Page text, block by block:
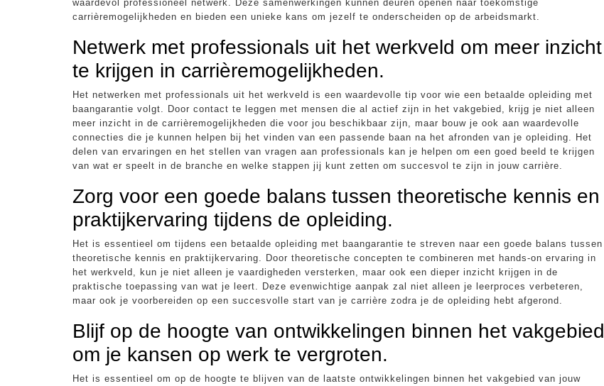
waardevol professioneel netwerk. Deze samenwerkingen kunnen deuren openen naar toekomstige
carrièremogelijkheden en bieden een unieke kans om jezelf te onderscheiden op de arbeidsmarkt.
Netwerk met professionals uit het werkveld om meer inzicht
te krijgen in carrièremogelijkheden.
Het netwerken met professionals uit het werkveld is een waardevolle tip voor wie een betaalde opleiding met
baangarantie volgt. Door contact te leggen met mensen die al actief zijn in het vakgebied, krijg je niet alleen
meer inzicht in de carrièremogelijkheden die voor jou beschikbaar zijn, maar bouw je ook aan waardevolle
connecties die je kunnen helpen bij het vinden van een passende baan na het afronden van je opleiding. Het
delen van ervaringen en het stellen van vragen aan professionals kan je helpen om een goed beeld te krijgen
van wat er speelt in de branche en welke stappen jij kunt zetten om succesvol te zijn in jouw carrière.
Zorg voor een goede balans tussen theoretische kennis en
praktijkervaring tijdens de opleiding.
Het is essentieel om tijdens een betaalde opleiding met baangarantie te streven naar een goede balans tussen
theoretische kennis en praktijkervaring. Door theoretische concepten te combineren met hands-on ervaring in
het werkveld, kun je niet alleen je vaardigheden versterken, maar ook een dieper inzicht krijgen in de
praktische toepassing van wat je leert. Deze evenwichtige aanpak zal niet alleen je leerproces verbeteren,
maar ook je voorbereiden op een succesvolle start van je carrière zodra je de opleiding hebt afgerond.
Blijf op de hoogte van ontwikkelingen binnen het vakgebied
om je kansen op werk te vergroten.
Het is essentieel om op de hoogte te blijven van de laatste ontwikkelingen binnen het vakgebied van jouw